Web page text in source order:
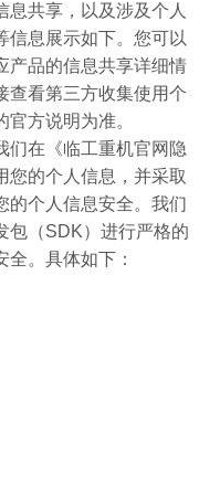
息共享，以及涉及个人
信息展示如下。您可以
产品的信息共享详细情
查看第三方收集使用个
方说明为准。
们在《临工重机官网隐
您的个人信息，并采取
的个人信息安全。我们
包（SDK）进行严格的
。具体如下：